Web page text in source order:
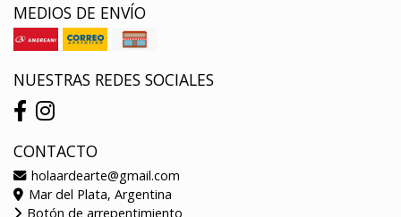
MEDIOS DE ENVÍO
NUESTRAS REDES SOCIALES
CONTACTO
holaardearte@gmail.com
Mar del Plata, Argentina
Botón de arrepentimiento